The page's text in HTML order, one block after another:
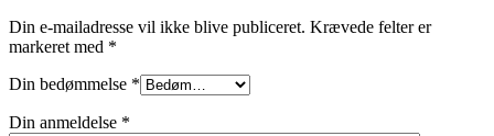
Din e-mailadresse vil ikke blive publiceret. Krævede felter er
markeret med *
Din bedømmelse *
Din anmeldelse *